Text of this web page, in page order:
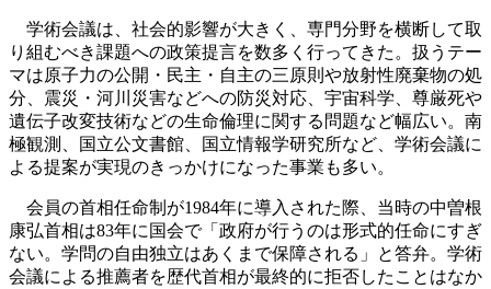
学術会議は、社会的影響が大きく、専門分野を横断して取
り組むべき課題への政策提言を数多く行ってきた。扱うテー
マは原子力の公開・民主・自主の三原則や放射性廃棄物の処
分、震災・河川災害などへの防災対応、宇宙科学、尊厳死や
遺伝子改変技術などの生命倫理に関する問題など幅広い。南
極観測、国立公文書館、国立情報学研究所など、学術会議に
よる提案が実現のきっかけになった事業も多い。
会員の首相任命制が1984年に導入された際、当時の中曽根
康弘首相は83年に国会で「政府が行うのは形式的任命にすぎ
ない。学問の自由独立はあくまで保障される」と答弁。学術
会議による推薦者を歴代首相が最終的に拒否したことはなか